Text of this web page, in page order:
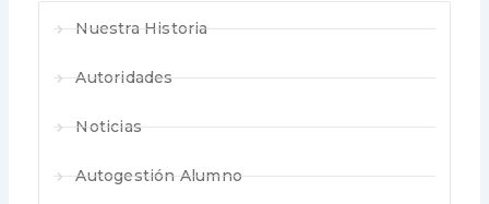
Nuestra Historia
Autoridades
Noticias
Autogestión Alumno